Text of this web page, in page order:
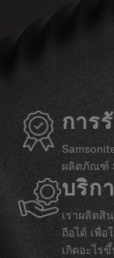
การ
ผลิตภัณฑ์
บริก
เราผลิตสิ
ถือได้ เพื่อ
เกิดอะไร